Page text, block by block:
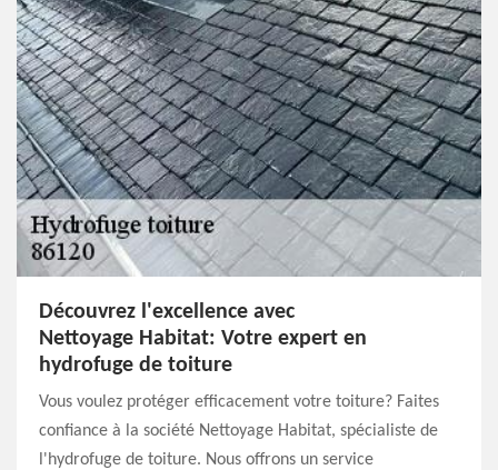
Découvrez l'excellence avec
Nettoyage Habitat: Votre expert en
hydrofuge de toiture
Vous voulez protéger efficacement votre toiture? Faites
confiance à la société Nettoyage Habitat, spécialiste de
l'hydrofuge de toiture. Nous offrons un service